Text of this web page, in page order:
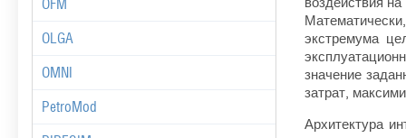
OFM
OLGA
OMNI
PetroMod
экстремума
значение
затрат,
Архитектура